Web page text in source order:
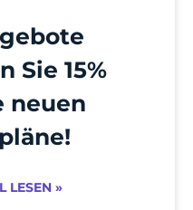
Sie 15%
neuen
LESEN »